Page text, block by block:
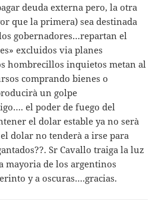
deuda externa pero, la otra
que la primera) sea destinada
gobernadores…repartan el
excluidos via planes
hombrecillos inquietos metan al
comprando bienes o
un golpe
el poder de fuego del
el dolar estable ya no serà
dolar no tenderà a irse para
Sr Cavallo traiga la luz
mayoria de los argentinos
y a oscuras….gracias.